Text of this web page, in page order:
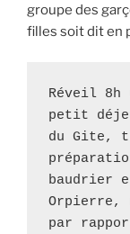
groupe des
filles soit dit en
Réveil 8h
petit
du Gite,
baudrier
Orpierre,
par